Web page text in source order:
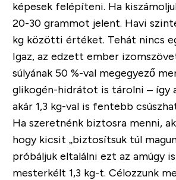
képesek felépíteni. Ha
20-30 grammot jelent. Havi
kg közötti értéket. Tehát nincs
Igaz, az edzett ember
súlyának 50 %-val megegyező
glikogén-hidrátot is tárolni – így
akár 1,3 kg-val is fentebb
Ha szeretnénk biztosra menni,
hogy kicsit „biztosítsuk túl
próbáljuk eltalálni ezt az amúgy
mesterkélt 1,3 kg-t. Célozzunk